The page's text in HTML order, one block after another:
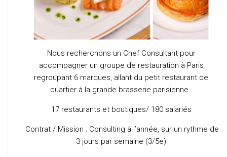
Nous recherchons un Chef Consultantpour
accompagner un groupe de restauration à Paris
regroupant 6 marques, allant du petit restaurant de
quartier à la grande brasserie parisienne.
17 restaurants et boutiques/ 180 salariés
Contrat / Mission : Consulting à l’année, sur un rythme de
3 jours par semaine (3/5e)